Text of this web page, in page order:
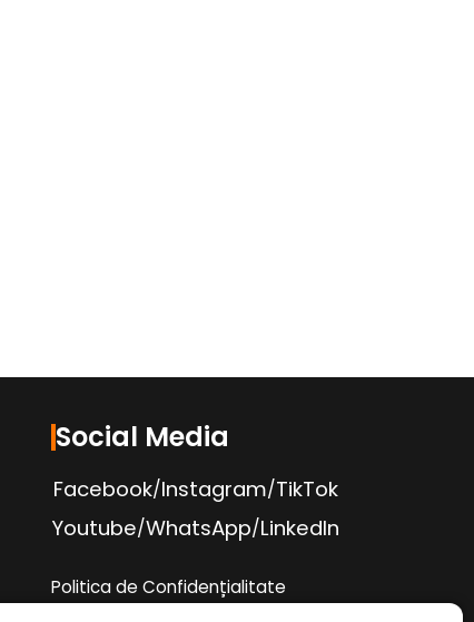
Social Media
Facebook/Instagram/TikTok
Youtube/WhatsApp/LinkedIn
Politica de Confidențialitate